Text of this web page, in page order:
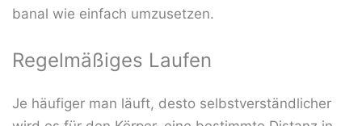
banal wie einfach umzusetzen.
Regelmäßiges Laufen
Je häufiger man läuft, desto selbstverständlicher